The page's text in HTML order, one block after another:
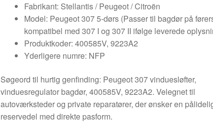
Fabrikant: Stellantis / Peugeot / Citroën
Model: Peugeot 307 5-dørs (Passer til bagdør på
kompatibel med 307 I og 307 II ifølge leverede
Produktkoder: 400585V, 9223A2
Yderligere numre: NFP
Søgeord til hurtig genfinding: Peugeot 307 vinduesløfter,
vinduesregulator bagdør, 400585V, 9223A2. Velegnet til
autoværksteder og private reparatører, der ønsker en
reservedel med direkte pasform.